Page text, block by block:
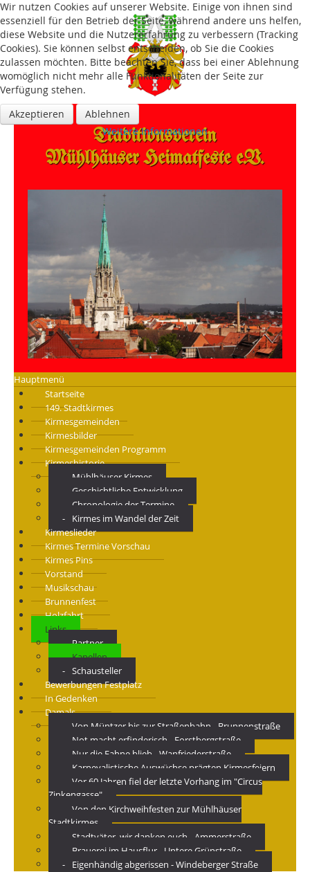
Traditions­verein
Mühlhäuser Heimatfeste e.V.
Hauptmenü
Startseite
149. Stadtkirmes
Kirmesgemeinden
Kirmesbilder
Kirmesgemeinden Programm
Kirmeshistorie
Mühlhäuser Kirmes
Geschichtliche Entwicklung
Chronologie der Termine
Kirmes im Wandel der Zeit
Kirmeslieder
Kirmes Termine Vorschau
Kirmes Pins
Vorstand
Musikschau
Brunnenfest
Holzfahrt
Links
Partner
Kapellen
Schausteller
Bewerbungen Festplatz
In Gedenken
Damals
Von Müntzer bis zur Straßenbahn - Brunnenstraße
Not macht erfinderisch - Forstbergstraße
Nur die Fahne blieb - Wanfriederstraße
Karnevalistische Auswüchse prägten Kirmesfeiern
Vor 60 Jahren fiel der letzte Vorhang im "Circus
Zinkengasse"
Von den Kirchweihfesten zur Mühlhäuser
Stadtkirmes
Stadtväter, wir danken euch - Ammerstraße
Brauerei im Hausflur - Untere Grünstraße
Eigenhändig abgerissen - Windeberger Straße
Wir nutzen Cookies auf unserer Website. Einige von ihnen sind
essenziell für den Betrieb der Seite, während andere uns helfen,
diese Website und die Nutzererfahrung zu verbessern (Tracking
Cookies). Sie können selbst entscheiden, ob Sie die Cookies
zulassen möchten. Bitte beachten Sie, dass bei einer Ablehnung
womöglich nicht mehr alle Funktionalitäten der Seite zur
Verfügung stehen.
Akzeptieren
Ablehnen
Weitere Informationen